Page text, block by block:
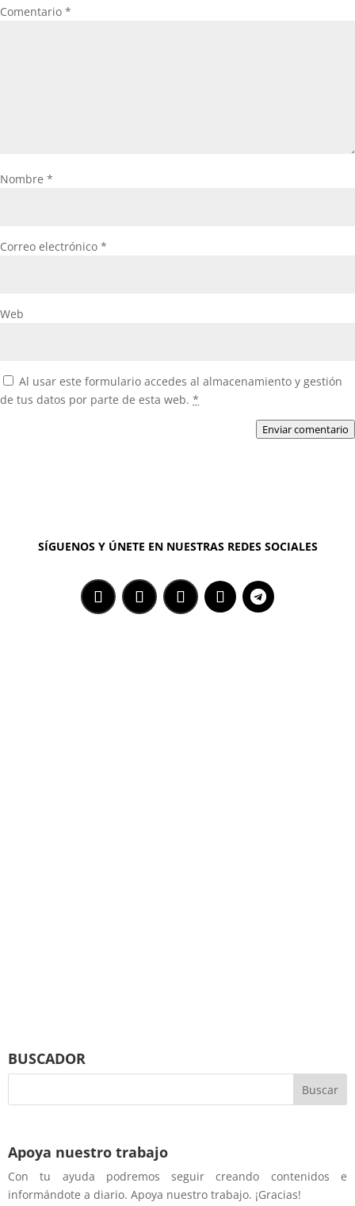
Comentario *
Nombre *
Correo electrónico *
Web
Al usar este formulario accedes al almacenamiento y gestión
de tus datos por parte de esta web. *
Enviar comentario
SÍGUENOS Y ÚNETE EN NUESTRAS REDES SOCIALES
BUSCADOR
Apoya nuestro trabajo
Con tu ayuda podremos seguir creando contenidos e
informándote a diario. Apoya nuestro trabajo. ¡Gracias!